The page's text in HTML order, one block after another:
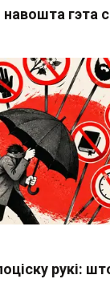
навошта гэта
рукі: